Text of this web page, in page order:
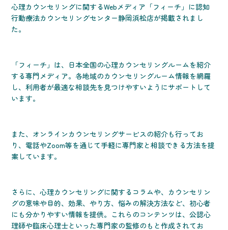
心理カウンセリングに関するWebメディア「フィーチ」に認知
行動療法カウンセリングセンター静岡浜松店が掲載されまし
た。
「フィーチ」は、日本全国の心理カウンセリングルームを紹介
する専門メディア。各地域のカウンセリングルーム情報を網羅
し、利用者が最適な相談先を見つけやすいようにサポートして
います。
また、オンラインカウンセリングサービスの紹介も行ってお
り、電話やZoom等を通じて手軽に専門家と相談できる方法を提
案しています。
さらに、心理カウンセリングに関するコラムや、カウンセリン
グの意味や目的、効果、やり方、悩みの解決方法など、初心者
にも分かりやすい情報を提供。これらのコンテンツは、公認心
理師や臨床心理士といった専門家の監修のもと作成されてお